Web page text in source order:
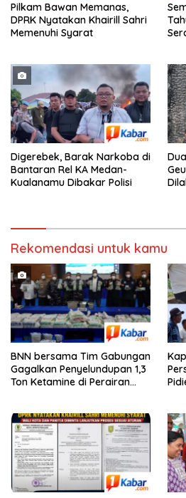
Pilkam Bawan Memanas,
DPRK Nyatakan Khairill Sahri
Memenuhi Syarat
Digerebek, Barak Narkoba di
Bantaran Rel KA Medan-
Kualanamu Dibakar Polisi
Rekomendasi untuk kamu
BNN bersama Tim Gabungan
Gagalkan Penyelundupan 1,3
Ton Ketamine di Perairan